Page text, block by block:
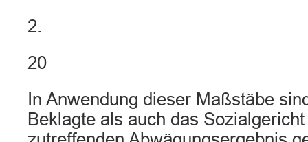
2.
20
In Anwendung dieser Maßstäbe
Beklagte als auch das